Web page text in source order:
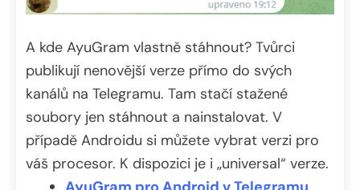
A kde AyuGram vlastně stáhnout? Tvůrci
publikují nenovější verze přímo do svých
kanálů na Telegramu. Tam stačí stažené
soubory jen stáhnout a nainstalovat. V
případě Androidu si můžete vybrat verzi pro
váš procesor. K dispozici je i „universal“ verze.